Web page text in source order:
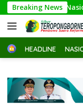
Langsung
ke
konten
Breaking News
Nasional
HomeHEADLINE